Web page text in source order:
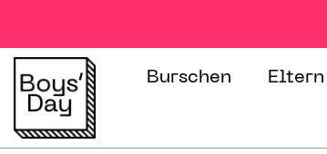
Burschen Eltern